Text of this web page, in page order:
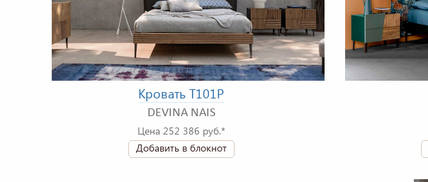
Кровать T101P
DEVINA NAIS
Цена 252 386 руб.*
Добавить в блокнот